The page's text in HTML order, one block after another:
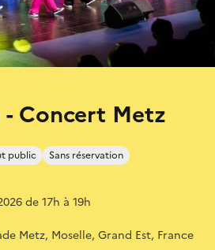
Concert Metz
public Sans réservation
de 17h à 19h
Metz, Moselle, Grand Est, France